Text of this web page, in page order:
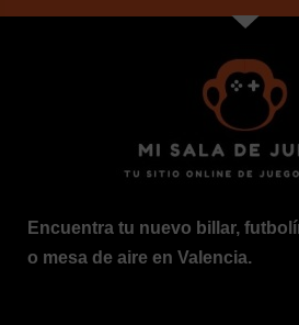
Encuentra tu nuevo billar,
o mesa de aire en Valencia.